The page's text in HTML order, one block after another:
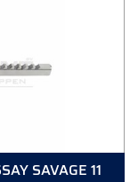
SAVAGE 11